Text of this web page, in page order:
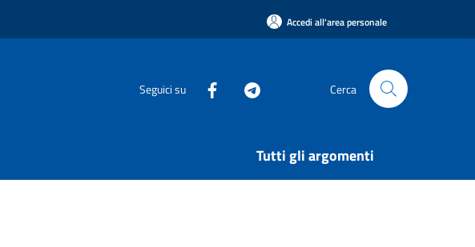
Accedi all'area personale
Seguici su Cerca
Tutti gli argomenti